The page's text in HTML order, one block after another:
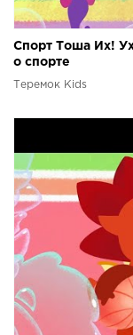
Спорт Тоша Их!
о спорте
Теремок Kids